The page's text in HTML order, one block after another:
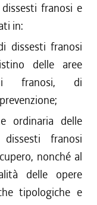
franosi e
in:
dissesti franosi
delle aree
franosi, di
ordinaria delle
franosi
nonché al
delle opere
tipologiche e